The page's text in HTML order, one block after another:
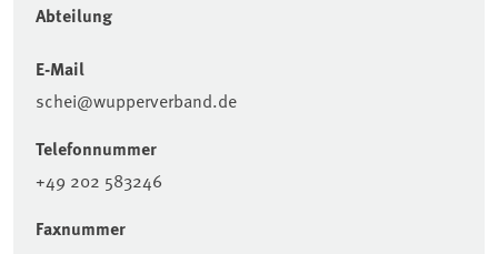
Abteilung
E-Mail
schei@wupperverband.de
Telefonnummer
+49 202 583246
Faxnummer